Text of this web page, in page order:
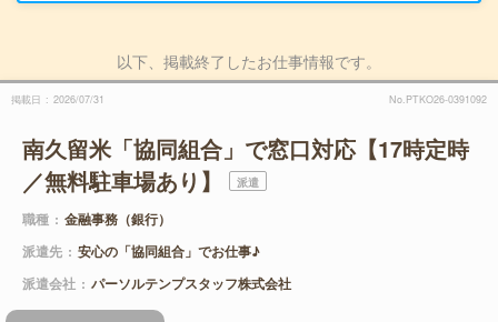
以下、掲載終了したお仕事情報です。
掲載日 2026/07/31 No.PTKO26-0391092
南久留米「協同組合」で窓口対応【17時定時
／無料駐車場あり】
派遣
職種
金融事務（銀行）
派遣先
安心の「協同組合」でお仕事♪
派遣会社
パーソルテンプスタッフ株式会社